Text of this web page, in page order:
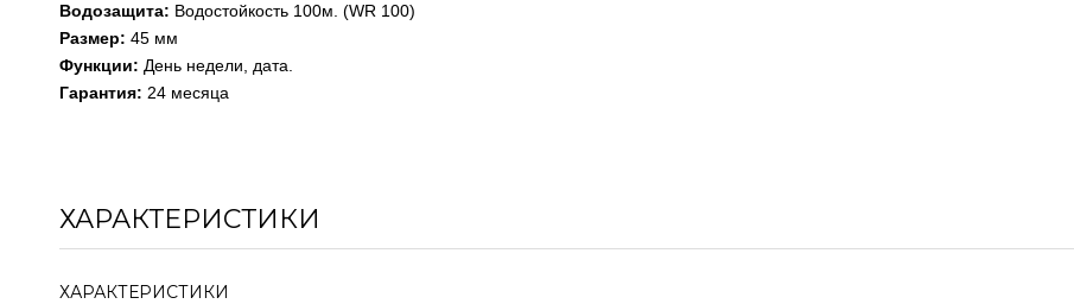
Водозащита: Водостойкость 100м. (WR 100)
Размер: 45 мм
Функции: День недели, дата.
Гарантия: 24 месяца
ХАРАКТЕРИСТИКИ
ХАРАКТЕРИСТИКИ